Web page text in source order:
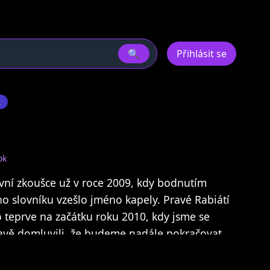
🔍 Přihlásit se
zkoušce už v roce 2009, kdy bodnutím
slovníku vzešlo jméno kapely. Pravé Rabiátí
na začátku roku 2010, kdy jsme se
domluvili, že budeme nadále pokračovat
jsme 4 (2014). Vydali jsme album Booze
nás posunulo na hranici 200 koncertů